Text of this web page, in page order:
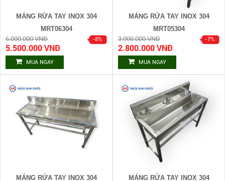
MÁNG RỬA TAY INOX 304
MRT06304
6.000.000 VNĐ
5.500.000 VNĐ
MUA NGAY
MÁNG RỬA TAY INOX 304
MRT05304
3.000.000 VNĐ
2.800.000 VNĐ
MUA NGAY
MÁNG RỬA TAY INOX 304
MÁNG RỬA TAY INOX 304